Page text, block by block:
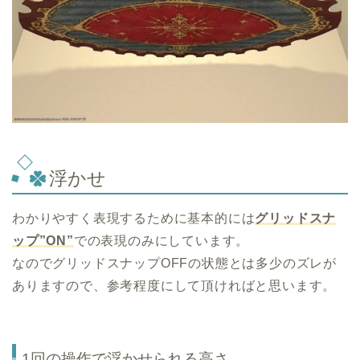
浮かせ
わかりやすく表現するために基本的にはグリッドスナ
ップ”ON”での表現のみにしています。
なのでグリッドスナップOFFの状態とは多少のズレが
ありますので、参考程度にして頂ければと思います。